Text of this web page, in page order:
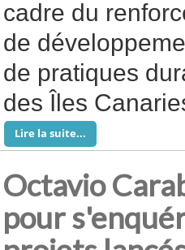
cadre du
de
de pratiques
des Îles
Lire la suite...
Octavio
pour